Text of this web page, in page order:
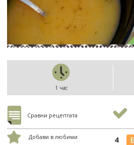
1 час
Сравни рецептата
Добави в любими 4